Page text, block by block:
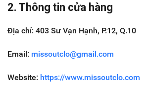
2. Thông tin cửa hàng
Địa chỉ: 403 Sư Vạn Hạnh, P.12, Q.10
Email: missoutclo@gmail.com
Website: https://www.missoutclo.com